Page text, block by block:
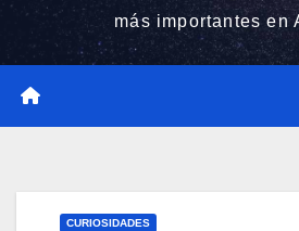
más importantes en
CURIOSIDADES